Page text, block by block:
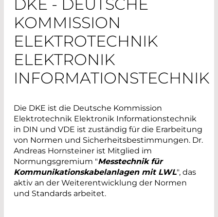
DKE - DEUTSCHE
KOMMISSION
ELEKTROTECHNIK
ELEKTRONIK
INFORMATIONSTECHNIK
Die DKE ist die Deutsche Kommission
Elektrotechnik Elektronik Informationstechnik
in DIN und VDE ist zuständig für die Erarbeitung
von Normen und Sicherheitsbestimmungen. Dr.
Andreas Hornsteiner ist Mitglied im
Normungsgremium "Messtechnik für
Kommunikationskabelanlagen mit LWL", das
aktiv an der Weiterentwicklung der Normen
und Standards arbeitet.